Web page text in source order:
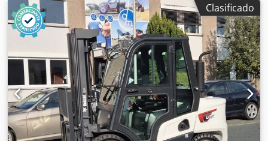
Clasificado